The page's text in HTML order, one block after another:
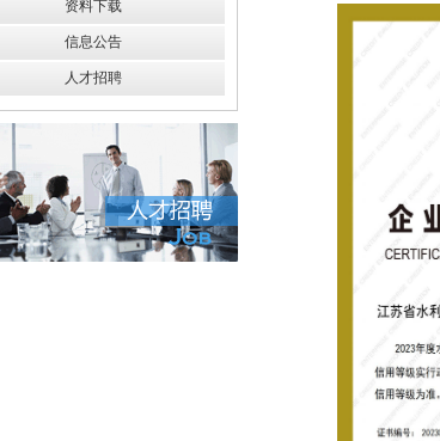
资料下载
信息公告
人才招聘